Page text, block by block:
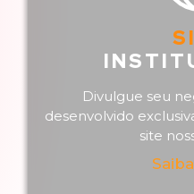
Divulgue seu
desenvolvido
site